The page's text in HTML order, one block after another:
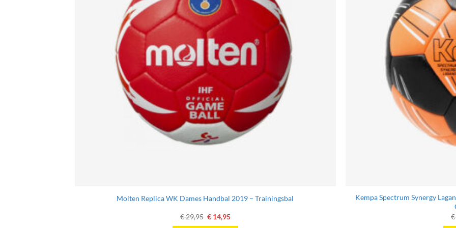
de
productpagina
Molten Replica WK Dames Handbal 2019 – Trainingsbal
€29,95 Oorspronkelijke
€14,95Huidige
Kempa Spectrum Synergy
€